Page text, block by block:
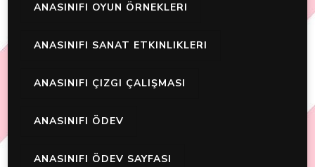
ANASINIFI OYUN ÖRNEKLERI
ANASINIFI SANAT ETKINLIKLERI
ANASINIFI ÇIZGI ÇALIŞMASI
ANASINIFI ÖDEV
ANASINIFI ÖDEV SAYFASI